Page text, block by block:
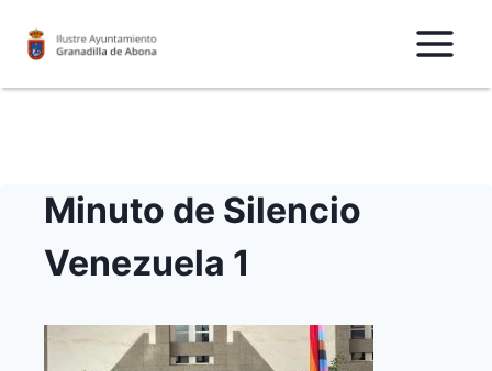
Minuto de Silencio
Venezuela 1